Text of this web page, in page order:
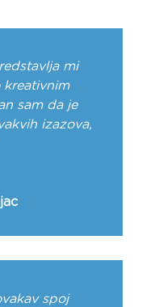
mi
kreativnim
sam da je
izazova,
spoj